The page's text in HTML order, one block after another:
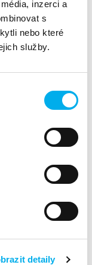
inzerci a
s
nebo které
služby.
detaily
přidanou